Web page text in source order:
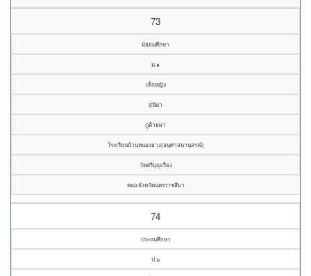
73
มัธยมศึกษา
ม.๑
เด็กหญิง
สุนิษา
ภูต้ายผา
โรงเรียนบ้านหนองยาง(อนุศาสนานุสรณ์)
วัดศรีบุญเรือง
คณะจังหวัดนครราชสีมา
74
ประถมศึกษา
ป.๖